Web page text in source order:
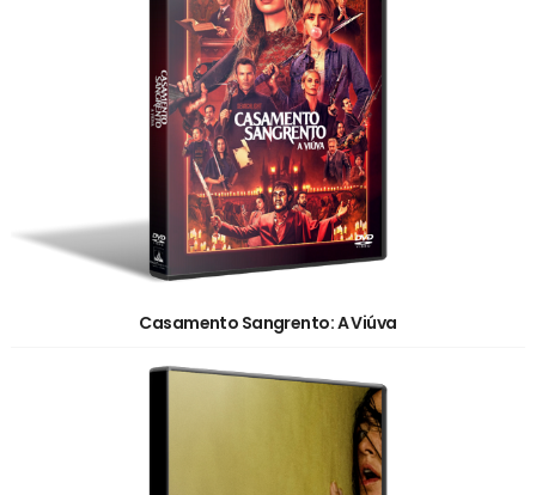
Casamento Sangrento: A Viúva